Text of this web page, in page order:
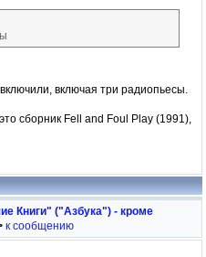
включая три радиопьесы.
сборник Fell and Foul Play (1991),
Книги" ("Азбука") - кроме
к сообщению